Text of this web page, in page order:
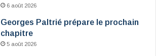
6 août 2026
Georges Paltrié prépare le prochain
chapitre
5 août 2026